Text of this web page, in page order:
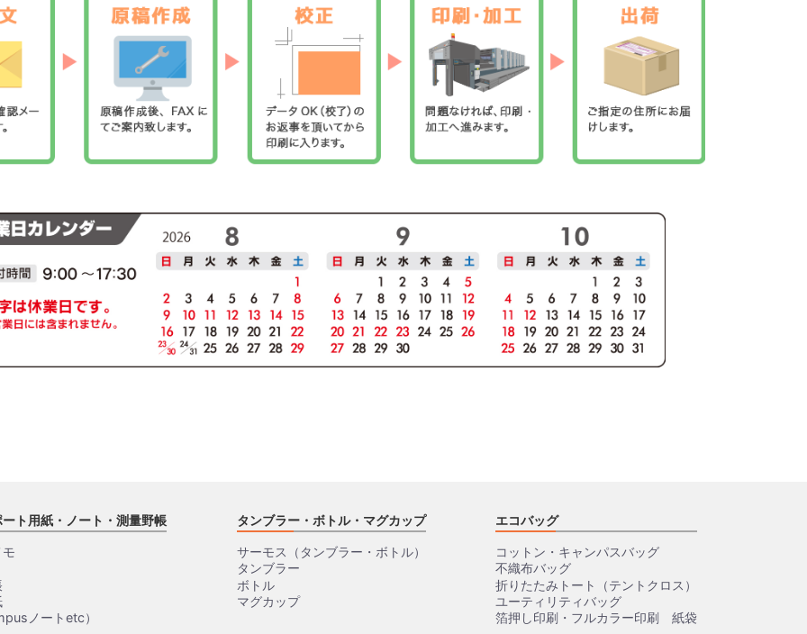
ト用紙・ノート・測量野帳
ノートetc）
タンブラー・ボトル・マグカップ
サーモス（タンブラー・ボトル）
タンブラー
ボトル
マグカップ
エコバッグ
コットン・キャンパスバッグ
不織布バッグ
折りたたみトート（テントクロス）
ユーティリティバッグ
箔押し印刷・フルカラー印刷 紙袋